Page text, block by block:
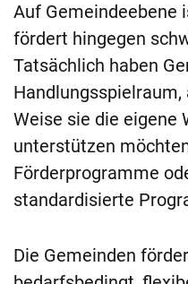
Auf Gemeindeebene
fördert hingegen
Tatsächlich haben
Weise sie die eigene
unterstützen
Förderprogramme
standardisierte
Die Gemeinden